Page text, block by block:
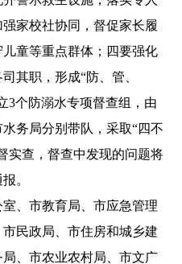
家校社协同，督促家长履
童等重点群体；四要强化
其职，形成“防、管、
3个防溺水专项督查组，由
务局分别带队，采取“四不
实查，督查中发现的问题将
。
、市教育局、市应急管理
民政局、市住房和城乡建
、市农业农村局、市文广